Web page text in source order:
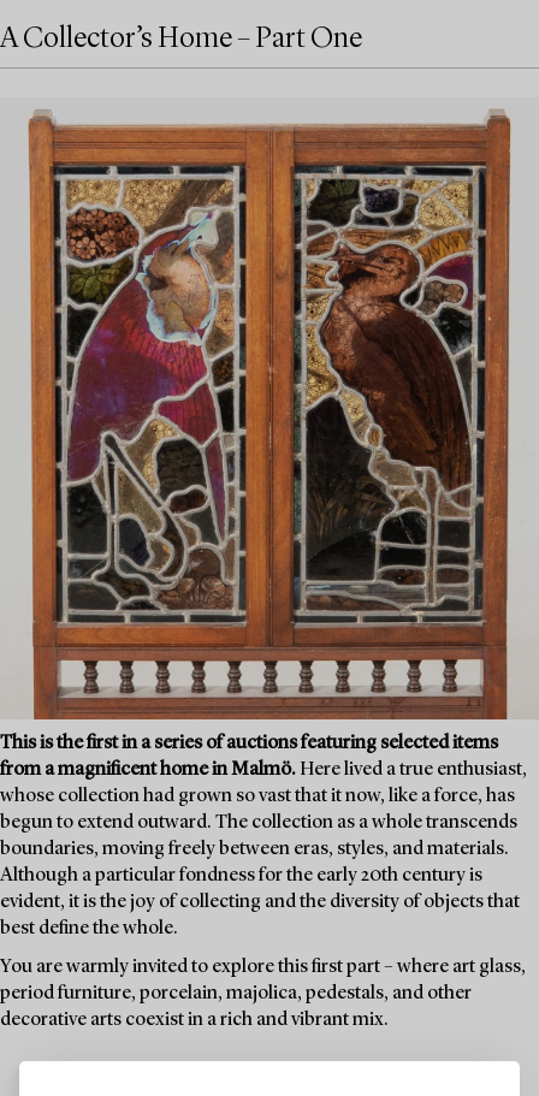
A Collector’s Home – Part One
This is the first in a series of auctions featuring selected items
from a magnificent home in Malmö. Here lived a true enthusiast,
whose collection had grown so vast that it now, like a force, has
begun to extend outward. The collection as a whole transcends
boundaries, moving freely between eras, styles, and materials.
Although a particular fondness for the early 20th century is
evident, it is the joy of collecting and the diversity of objects that
best define the whole.
You are warmly invited to explore this first part – where art glass,
period furniture, porcelain, majolica, pedestals, and other
decorative arts coexist in a rich and vibrant mix.